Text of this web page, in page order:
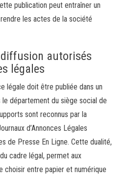
publication peut entraîner un
les actes de la société
autorisés
légales
légale doit être publiée dans un
département du siège social de
sont reconnus par la
d’Annonces Légales
de Presse En Ligne. Cette dualité,
cadre légal, permet aux
choisir entre papier et numérique